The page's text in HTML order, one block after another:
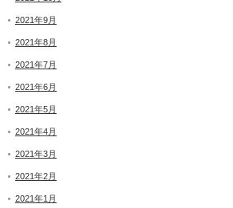
2021年9月
2021年8月
2021年7月
2021年6月
2021年5月
2021年4月
2021年3月
2021年2月
2021年1月